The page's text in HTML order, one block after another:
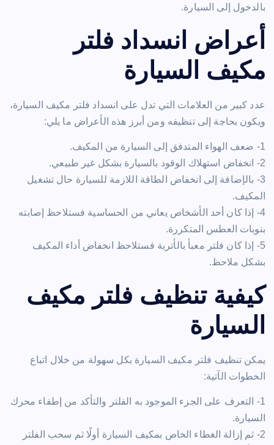
بالدخول إلى السيارة.
أعراض انسداد فلتر
مكيف السيارة
عدد كبير من العلامات التي تدل على انسداد فلتر مكيف السيارة،
ويكون بحاجة إلى تنظيفه ومن أبرز هذه الأعراض ما يلي:
1- ضعف الهواء المتدفق إلى السيارة من المكيف.
2- انخفاض استهلاك الوقود بالسيارة بشكل غير طبيعي.
3- بالإضافة إلى انخفاض الطاقة اللازمة للسيارة حال تشغيل
المكيف.
4- إذا كان أحد الأشخاص يعاني من الحساسية فستلاحظ إصابته
بنوبات العطس المتكررة.
5- إذا كان فلتر معبأ بالأتربة فستلاحظ انخفاض أداء المكيف
بشكل ملاحظ.
كيفية تنظيف فلتر مكيف
السيارة
يمكن تنظيف فلتر مكيف السيارة بكل سهولة من خلال اتباع
الخطوات الآتية:
1- التعرف على الجزء الموجود به الفلتر والتأكد من إطفاء محرك
السيارة.
2- ثم إزالة الغطاء الخاص بمكيف السيارة أولًا ثم سحب الفلتر